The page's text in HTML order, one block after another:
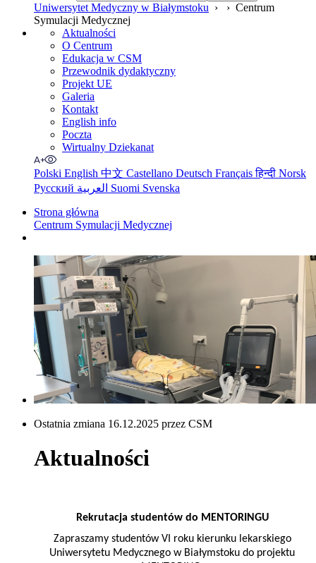
Uniwersytet Medyczny w Białymstoku › › Centrum
Symulacji Medycznej
Aktualności
O Centrum
Edukacja w CSM
Przewodnik dydaktyczny
Projekt UE
Galeria
Kontakt
English info
Poczta
Wirtualny Dziekanat
Polski English 中文 Castellano Deutsch Françaisहिन्दी Norsk
Русский
Suomi Svenska
Strona główna
Centrum Symulacji Medycznej
Ostatnia zmiana 16.12.2025 przez CSM
Aktualności
Rekrutacja studentów do MENTORINGU
Zapraszamy studentów VI roku kierunku lekarskiego
Uniwersytetu Medycznego w Białymstoku do projektu